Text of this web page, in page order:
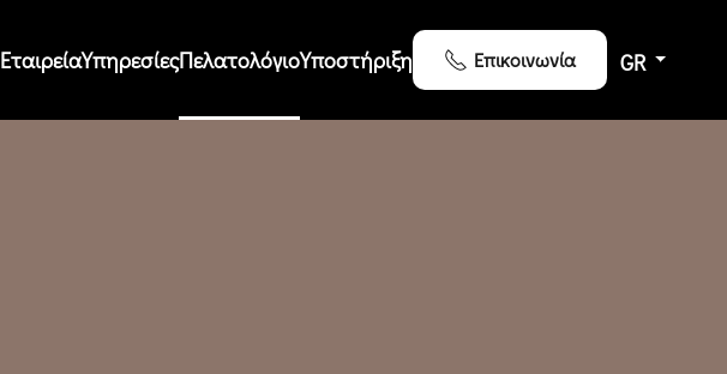
ΕταιρείαΥπηρεσίεςΠελατολόγιοΥποστήριξη Επικοινωνία GR